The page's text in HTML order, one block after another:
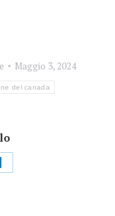
Maggio 3, 2024
del canada